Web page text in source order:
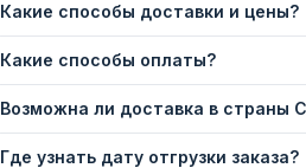
Какие способы доставки и цены?
Какие способы оплаты?
Возможна ли доставка в страны
Где узнать дату отгрузки заказа?